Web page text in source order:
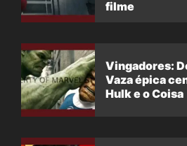
filme
Vingadores:
Vaza épica
Hulk e o Coisa